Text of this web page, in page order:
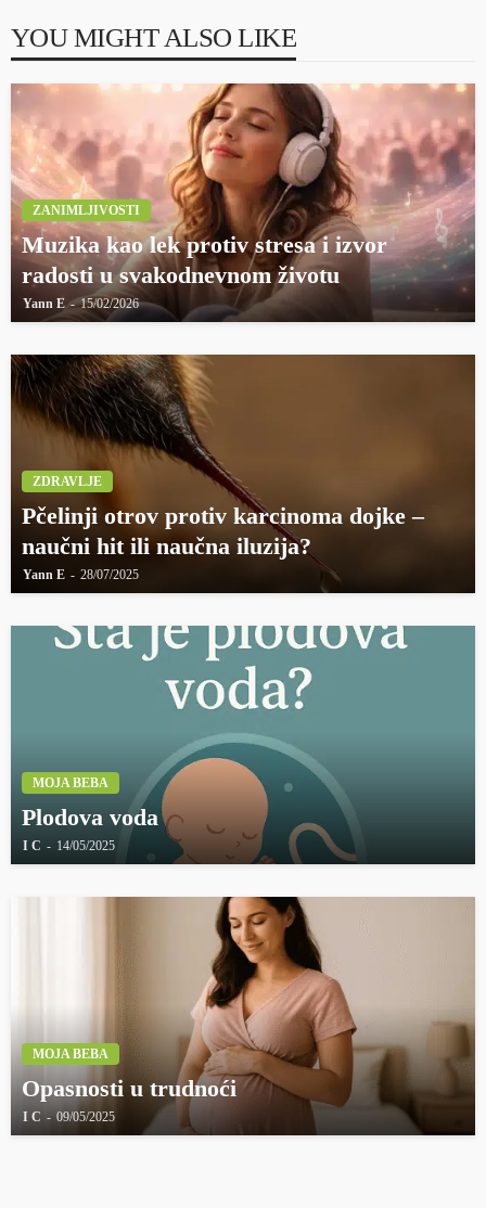
YOU MIGHT ALSO LIKE
ZANIMLJIVOSTI
Muzika kao lek protiv stresa i izvor
radosti u svakodnevnom životu
Yann E 15/02/2026
ZDRAVLJE
Pčelinji otrov protiv karcinoma dojke –
naučni hit ili naučna iluzija?
Yann E 28/07/2025
MOJA BEBA
Plodova voda
I C 14/05/2025
MOJA BEBA
Opasnosti u trudnoći
I C 09/05/2025